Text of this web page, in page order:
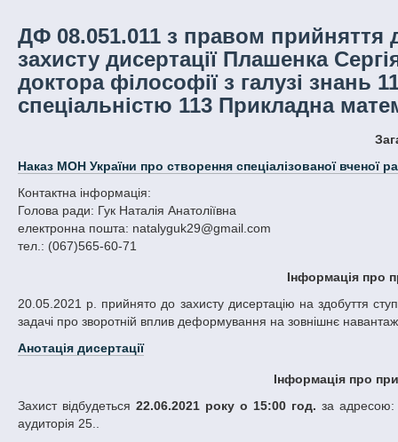
ДФ 08.051.011 з правом прийняття
захисту дисертації Плашенка
доктора філософії з галузі знань
спеціальністю 113 Прикладна
Наказ МОН України про створення спеціалізованої вченої
Контактна інформація:
Голова ради: Гук Наталія Анатоліївна
електронна пошта: natalyguk29@gmail.com
тел.: (067)565-60-71
Інформація про
20.05.2021 р. прийнято до захисту дисертацію на здобуття ступеня доктора філософії Плашенка Сергія Олександровича на тему: «Зв'язані
задачі про зворотній вплив деформування на зовнішнє
Анотація дисертації
Інформація про
Захист відбудеться 22.06.2021 року о 15:00 год. за
аудиторія 25..